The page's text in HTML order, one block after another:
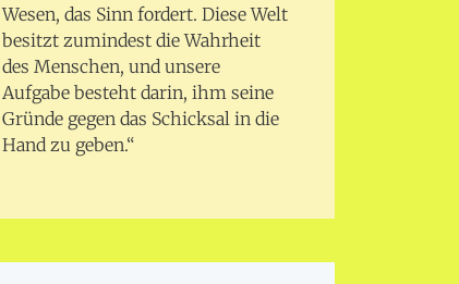
Wesen, das Sinn fordert. Diese Welt
besitzt zumindest die Wahrheit
des Menschen, und unsere
Aufgabe besteht darin, ihm seine
Gründe gegen das Schicksal in die
Hand zu geben.“